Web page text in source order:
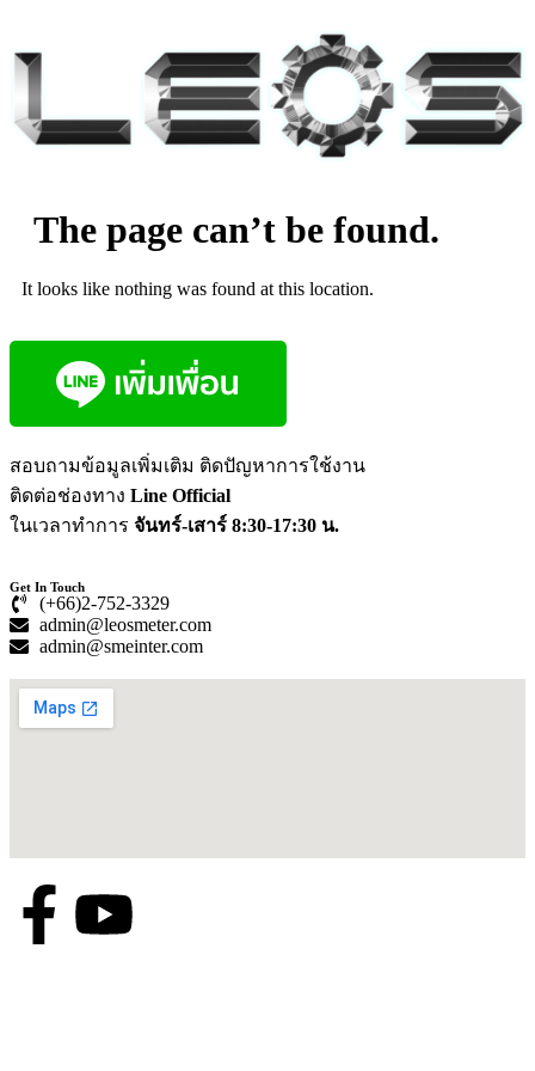
The page can’t be found.
It looks like nothing was found at this location.
สอบถามข้อมูลเพิ่มเติม ติดปัญหาการใช้งาน
ติดต่อช่องทาง Line Official
ในเวลาทำการ จันทร์-เสาร์ 8:30-17:30 น.
Get In Touch
(+66)2-752-3329
admin@leosmeter.com
admin@smeinter.com